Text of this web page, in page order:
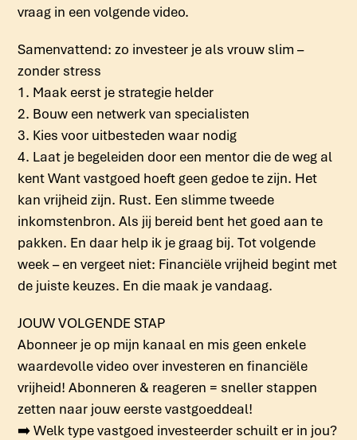
vraag in een volgende video.
Samenvattend: zo investeer je als vrouw slim –
zonder stress
1. Maak eerst je strategie helder
2. Bouw een netwerk van specialisten
3. Kies voor uitbesteden waar nodig
4. Laat je begeleiden door een mentor die de weg al
kent Want vastgoed hoeft geen gedoe te zijn. Het
kan vrijheid zijn. Rust. Een slimme tweede
inkomstenbron. Als jij bereid bent het goed aan te
pakken. En daar help ik je graag bij. Tot volgende
week – en vergeet niet: Financiële vrijheid begint met
de juiste keuzes. En die maak je vandaag.
JOUW VOLGENDE STAP
Abonneer je op mijn kanaal en mis geen enkele
waardevolle video over investeren en financiële
vrijheid! Abonneren & reageren = sneller stappen
zetten naar jouw eerste vastgoeddeal!
➡️ Welk type vastgoed investeerder schuilt er in jou?